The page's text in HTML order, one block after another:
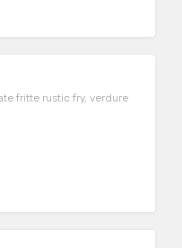
fritte rustic fry, verdure